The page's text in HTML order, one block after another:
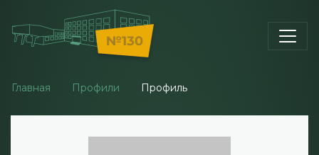
Главная Профили Профиль